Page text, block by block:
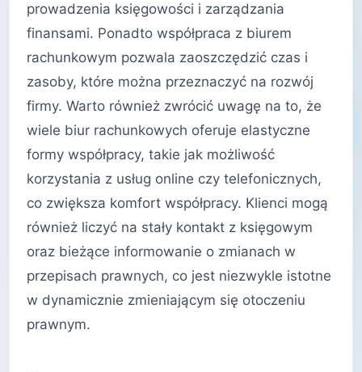
prowadzenia księgowości i zarządzania
finansami. Ponadto współpraca z biurem
rachunkowym pozwala zaoszczędzić czas i
zasoby, które można przeznaczyć na rozwój
firmy. Warto również zwrócić uwagę na to, że
wiele biur rachunkowych oferuje elastyczne
formy współpracy, takie jak możliwość
korzystania z usług online czy telefonicznych,
co zwiększa komfort współpracy. Klienci mogą
również liczyć na stały kontakt z księgowym
oraz bieżące informowanie o zmianach w
przepisach prawnych, co jest niezwykle istotne
w dynamicznie zmieniającym się otoczeniu
prawnym.